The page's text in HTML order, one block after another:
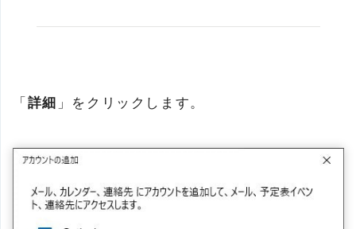
「 詳細 」をクリックします。